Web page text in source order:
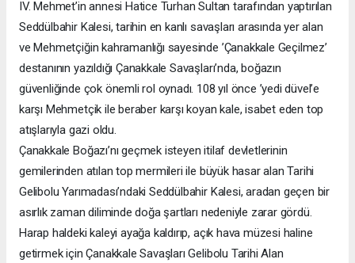
IV. Mehmet’in annesi Hatice Turhan Sultan tarafından yaptırılan
Seddülbahir Kalesi, tarihin en kanlı savaşları arasında yer alan
ve Mehmetçiğin kahramanlığı sayesinde ’Çanakkale Geçilmez’
destanının yazıldığı Çanakkale Savaşları’nda, boğazın
güvenliğinde çok önemli rol oynadı. 108 yıl önce ’yedi düvel’e
karşı Mehmetçik ile beraber karşı koyan kale, isabet eden top
atışlarıyla gazi oldu.
Çanakkale Boğazı’nı geçmek isteyen itilaf devletlerinin
gemilerinden atılan top mermileri ile büyük hasar alan Tarihi
Gelibolu Yarımadası’ndaki Seddülbahir Kalesi, aradan geçen bir
asırlık zaman diliminde doğa şartları nedeniyle zarar gördü.
Harap haldeki kaleyi ayağa kaldırıp, açık hava müzesi haline
getirmek için Çanakkale Savaşları Gelibolu Tarihi Alan